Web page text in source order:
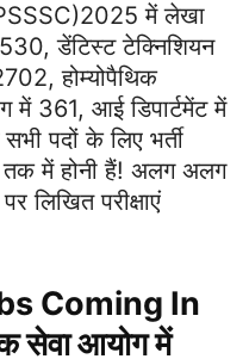
में लेखा
डेंटिस्‍ट टेक्‍निशियन
होम्‍योपैथिक
में 361, आई डिपार्टमेंट में
पदों के लिए भर्ती
तक में होनी हैं! अलग अलग
लिखित परीक्षाएं
Coming In
सेवा आयोग में